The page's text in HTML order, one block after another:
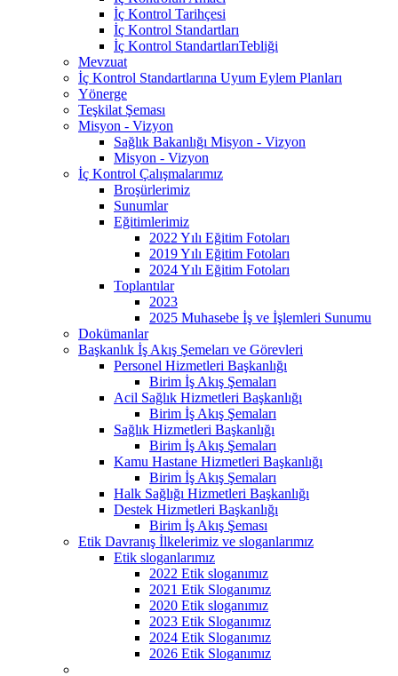
İç Kontrol Tarihçesi
İç Kontrol Standartları
İç Kontrol StandartlarıTebliği
Mevzuat
İç Kontrol Standartlarına Uyum Eylem Planları
Yönerge
Teşkilat Şeması
Misyon - Vizyon
Sağlık Bakanlığı Misyon - Vizyon
Misyon - Vizyon
İç Kontrol Çalışmalarımız
Broşürlerimiz
Sunumlar
Eğitimlerimiz
2022 Yılı Eğitim Fotoları
2019 Yılı Eğitim Fotoları
2024 Yılı Eğitim Fotoları
Toplantılar
2023
2025 Muhasebe İş ve İşlemleri Sunumu
Dokümanlar
Başkanlık İş Akış Şemeları ve Görevleri
Personel Hizmetleri Başkanlığı
Birim İş Akış Şemaları
Acil Sağlık Hizmetleri Başkanlığı
Birim İş Akış Şemaları
Sağlık Hizmetleri Başkanlığı
Birim İş Akış Şemaları
Kamu Hastane Hizmetleri Başkanlığı
Birim İş Akış Şemaları
Halk Sağlığı Hizmetleri Başkanlığı
Destek Hizmetleri Başkanlığı
Birim İş Akış Şeması
Etik Davranış İlkelerimiz ve sloganlarımız
Etik sloganlarımız
2022 Etik sloganımız
2021 Etik Sloganımız
2020 Etik sloganımız
2023 Etik Sloganımız
2024 Etik Sloganımız
2026 Etik Sloganımız